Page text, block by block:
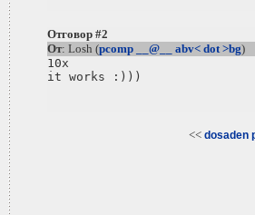
Отговор #2
От: Losh (pcomp __@__ abv< dot >bg)
10x
<< dosaden